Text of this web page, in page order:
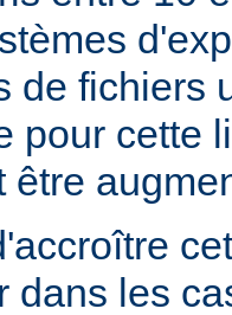
de fichiers
pour cette
être
dans les